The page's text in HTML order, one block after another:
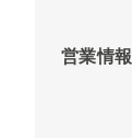
営業情報